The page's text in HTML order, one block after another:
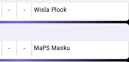
- - Wisla Plock
- - MaPS Masku